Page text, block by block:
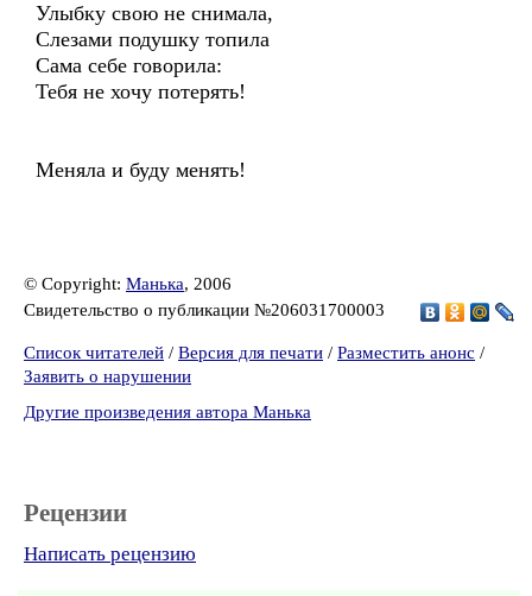
Улыбку свою не снимала,
Слезами подушку топила
Сама себе говорила:
Тебя не хочу потерять!
Меняла и буду менять!
© Copyright: Манька, 2006
Свидетельство о публикации №206031700003
Список читателей / Версия для печати / Разместить анонс /
Заявить о нарушении
Другие произведения автора Манька
Рецензии
Написать рецензию